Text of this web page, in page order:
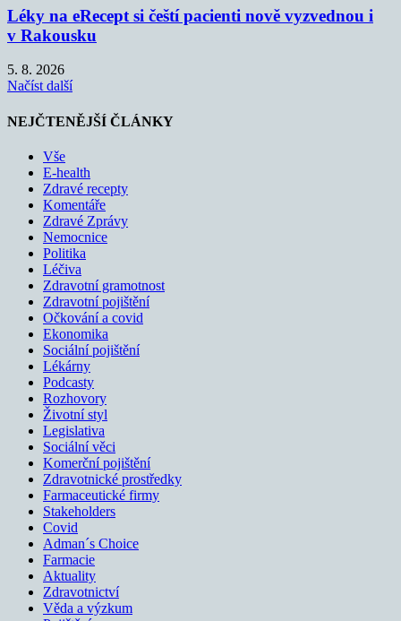
Léky na eRecept si čeští pacienti nově vyzvednou i
v Rakousku
5. 8. 2026
Načíst další
NEJČTENĚJŠÍ ČLÁNKY
Vše
E-health
Zdravé recepty
Komentáře
Zdravé Zprávy
Nemocnice
Politika
Léčiva
Zdravotní gramotnost
Zdravotní pojištění
Očkování a covid
Ekonomika
Sociální pojištění
Lékárny
Podcasty
Rozhovory
Životní styl
Legislativa
Sociální věci
Komerční pojištění
Zdravotnické prostředky
Farmaceutické firmy
Stakeholders
Covid
Adman´s Choice
Farmacie
Aktuality
Zdravotnictví
Věda a výzkum